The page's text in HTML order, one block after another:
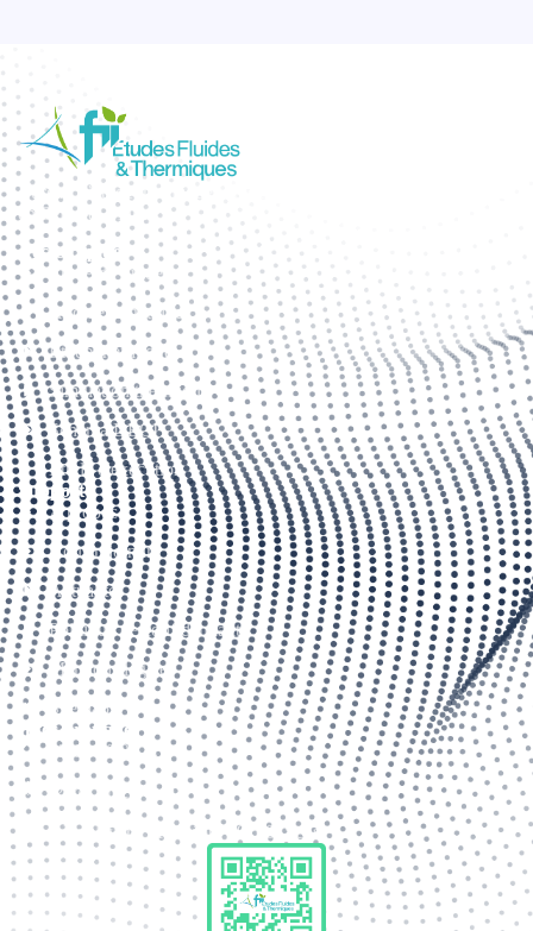
Bureau d’étude thermique, fluides et maîtrise d’œuvre énergétique
en Seine-et-Marne
Accès rapide
Étude de fluide
Audit énergétique
Étude thermique
Simulation thermique
Schéma DECI
Étude d'exécution
Support
A propos
Nous rejoindre
Actualités
Politique de confidentialité
Mentions légales
Sitemap
Infos pratiques
03 66 88 21 06
f2i@f2itech.com
5 Boulevard Maupéou, 89100, Sens